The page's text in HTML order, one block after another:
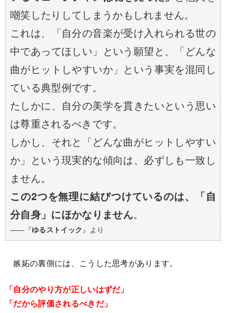
嘲笑したりしてしまうかもしれません。
これは、「自分の音楽が受け入れられる世の
中であってほしい」という願望と、「どんな
曲がヒットしやすいか」という事実を混同し
ている典型例です。
たしかに、自分の美学を貫きたいという思い
は尊重されるべきです。
しかし、それと「どんな曲がヒットしやすい
か」という現実的な傾向は、必ずしも一致し
ません。
この2つを無理に結びつけているのは、「自
分自身」にほかなりません。
――『ゆるストイック 』より
嫉妬の裏側には、こうした思考があります。
「自分のやり方が正しいはずだ」
「だから評価されるべきだ」